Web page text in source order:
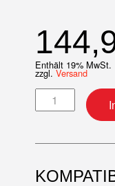
Enthält 19% MwSt.
zzgl. Versand
Motordichtsatz